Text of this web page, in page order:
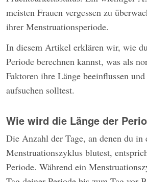
meisten Frauen vergessen zu
ihrer Menstruationsperiode.
In diesem Artikel erklären wir, wie
Periode berechnen kannst, was als
Faktoren ihre Länge beeinflussen
aufsuchen solltest.
Wie wird die Länge der
Die Anzahl der Tage, an denen du in
Menstruationszyklus blutest,
Periode. Während ein